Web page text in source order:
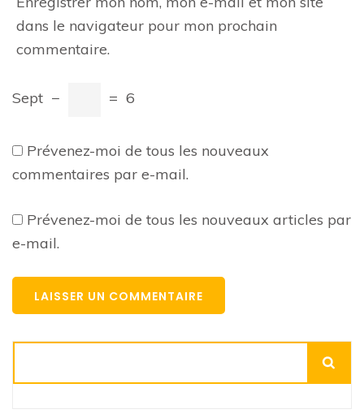
dans le navigateur pour mon prochain
commentaire.
Sept − = 6
Prévenez-moi de tous les nouveaux
commentaires par e-mail.
Prévenez-moi de tous les nouveaux articles par
e-mail.